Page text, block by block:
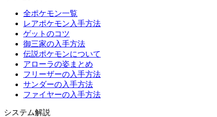
全ポケモン一覧
レアポケモン入手方法
ゲットのコツ
御三家の入手方法
伝説ポケモンについて
アローラの姿まとめ
フリーザーの入手方法
サンダーの入手方法
ファイヤーの入手方法
システム解説